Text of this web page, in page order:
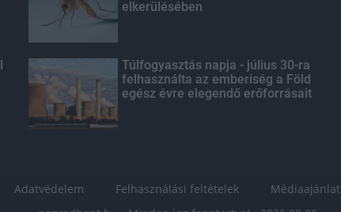
elkerülésében
Túlfogyasztás napja - július 30-ra
felhasználta az emberiség a Föld
egész évre elegendő erőforrásait
Adatvédelem Felhasználási feltételek Médiaajánlat